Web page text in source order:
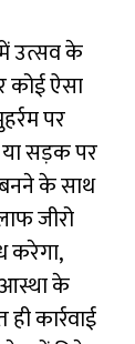
में उत्सव के
कोई ऐसा
पर
या सड़क पर
के साथ
जीरो
करेगा,
आस्था के
कार्रवाई